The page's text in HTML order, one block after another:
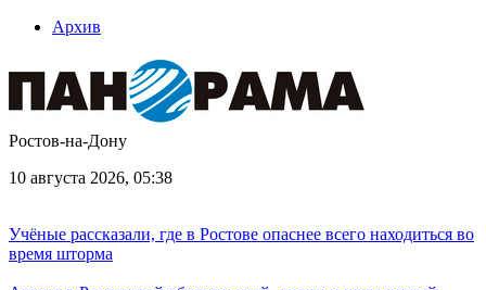
Архив
Ростов-на-Дону
10 августа 2026, 05:38
Учёные рассказали, где в Ростове опаснее всего находиться во
время шторма